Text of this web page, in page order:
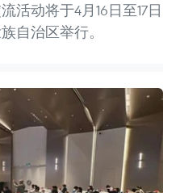
活动将于4月16日至17日
自治区举行。